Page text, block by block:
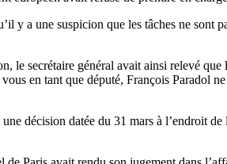
y a une suspicion que les tâches ne
le secrétaire général avait ainsi relevé
en tant que député, François Paradol
décision datée du 31 mars à l’endroit